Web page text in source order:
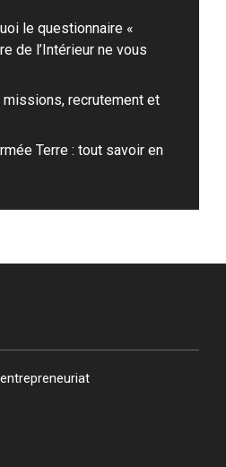
le questionnaire «
de l’Intérieur ne vous
missions, recrutement et
Terre : tout savoir en